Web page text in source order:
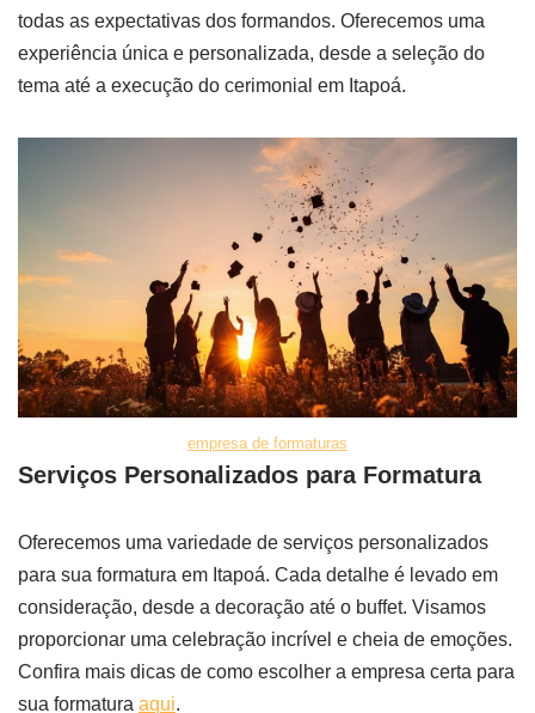
todas as expectativas dos formandos. Oferecemos uma
experiência única e personalizada, desde a seleção do
tema até a execução do cerimonial em Itapoá.
empresa de formaturas
Serviços Personalizados para Formatura
Oferecemos uma variedade de serviços personalizados
para sua formatura em Itapoá. Cada detalhe é levado em
consideração, desde a decoração até o buffet. Visamos
proporcionar uma celebração incrível e cheia de emoções.
Confira mais dicas de como escolher a empresa certa para
sua formatura aqui.